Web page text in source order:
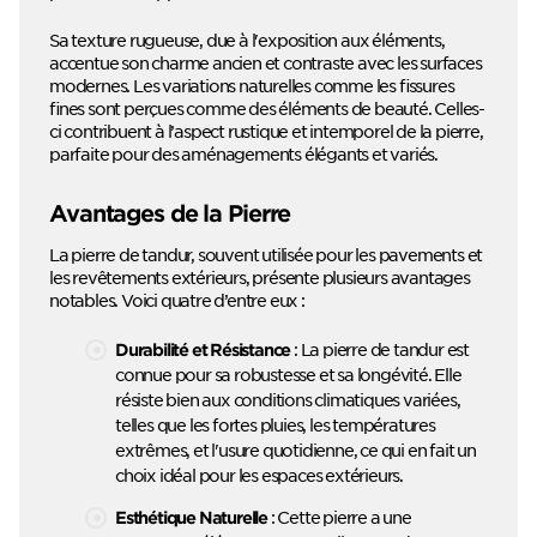
Sa texture rugueuse, due à l'exposition aux éléments,
accentue son charme ancien et contraste avec les surfaces
modernes. Les variations naturelles comme les fissures
fines sont perçues comme des éléments de beauté. Celles-
ci contribuent à l’aspect rustique et intemporel de la pierre,
parfaite pour des aménagements élégants et variés.
Avantages de la Pierre
La pierre de tandur, souvent utilisée pour les pavements et
les revêtements extérieurs, présente plusieurs avantages
notables. Voici quatre d’entre eux :
Durabilité et Résistance: La pierre de tandur est
connue pour sa robustesse et sa longévité. Elle
résiste bien aux conditions climatiques variées,
telles que les fortes pluies, les températures
extrêmes, et l'usure quotidienne, ce qui en fait un
choix idéal pour les espaces extérieurs.
Esthétique Naturelle: Cette pierre a une